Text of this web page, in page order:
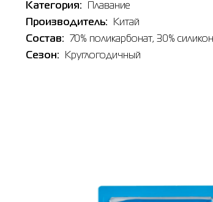
Категория:
Плавание
Производитель:
Китай
Состав:
70% поликарбонат, 30% силикон
Сезон:
Круглогодичный